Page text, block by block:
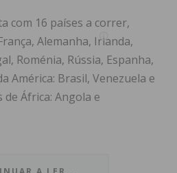
com 16 países a correr,
Alemanha, Irlanda,
Roménia, Rússia, Espanha,
América: Brasil, Venezuela e
de África: Angola e
o fato mais engraçado que